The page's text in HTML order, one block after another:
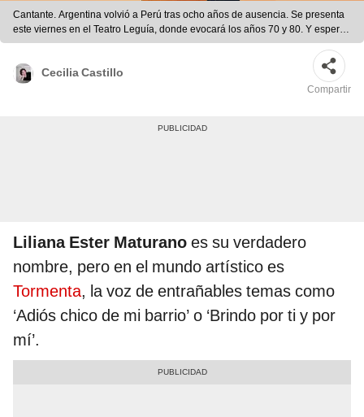
Cantante. Argentina volvió a Perú tras ocho años de ausencia. Se presenta
este viernes en el Teatro Leguía, donde evocará los años 70 y 80. Y espera
concretar una colaboración con Eva Ayllón. Foto: difusión
Cecilia Castillo
Compartir
Liliana Ester Maturano es su verdadero
nombre, pero en el mundo artístico es
Tormenta, la voz de entrañables temas como
‘Adiós chico de mi barrio’ o ‘Brindo por ti y por
mí’.